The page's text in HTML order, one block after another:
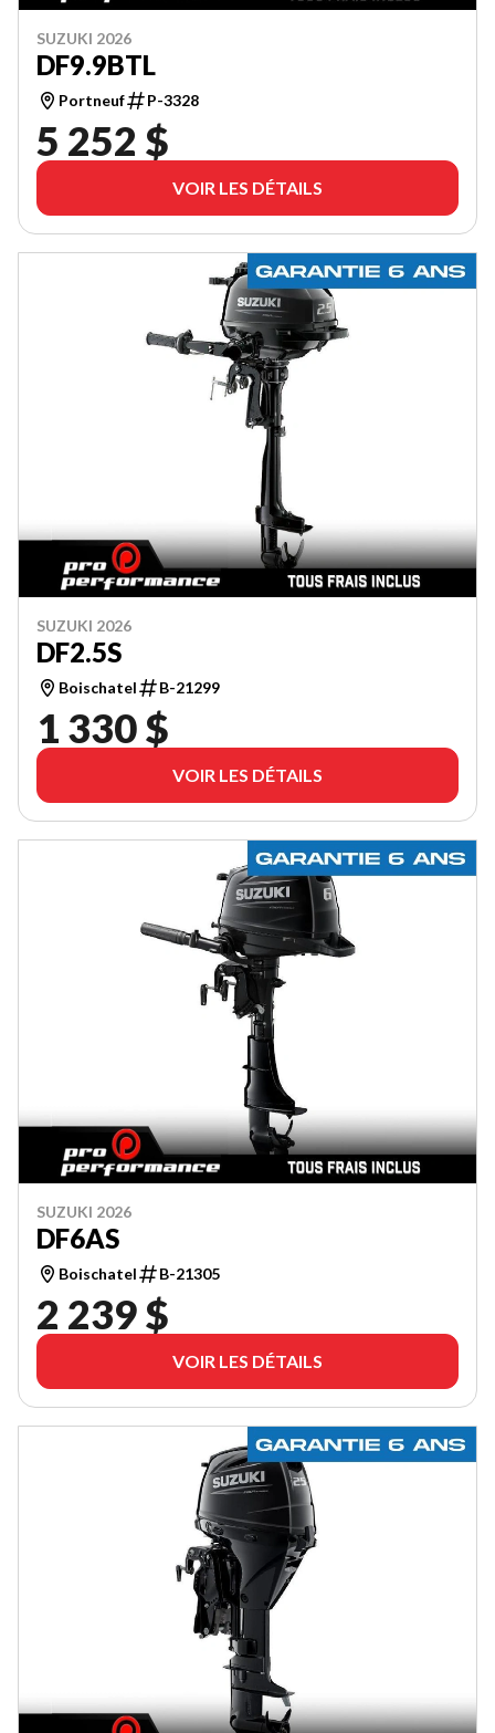
SUZUKI 2026
DF9.9BTL
Portneuf P-3328
5 252 $
VOIR LES DÉTAILS
SUZUKI 2026
DF2.5S
Boischatel B-21299
1 330 $
VOIR LES DÉTAILS
SUZUKI 2026
DF6AS
Boischatel B-21305
2 239 $
VOIR LES DÉTAILS